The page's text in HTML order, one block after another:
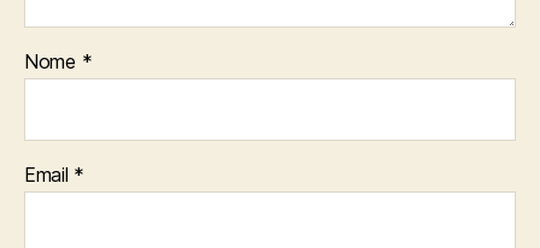
Nome *
Email *